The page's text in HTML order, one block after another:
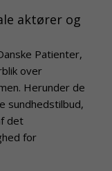
aktører og
Patienter,
over
Herunder de
sundhedstilbud,
det
for